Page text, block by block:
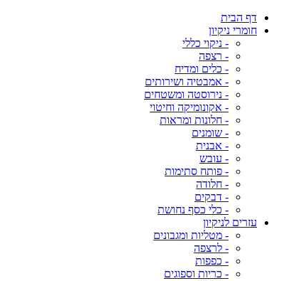
דף הבית
חומרי ניקיון
- ניקוי כללי
- רצפה
- כלים ומדיח
- אמבטיה ושירותים
- נירוסטה ומשטחים
- אקונומיקה וחיטוי
- חלונות ומראות
- שומנים
- אבנית
- עובש
- פותח סתימות
- חלודה
- דבקים
- כלי כסף נחושת
עזרים לניקיון
- מטליות ומגבונים
- לרצפה
- כפפות
- כריות וספוגים